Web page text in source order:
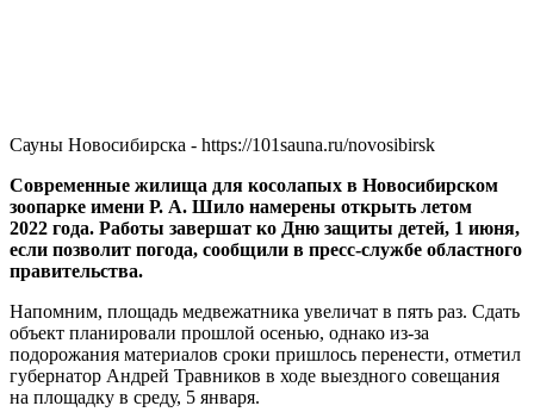
Сауны Новосибирска - https://101sauna.ru/novosibirsk
Современные жилища для косолапых в Новосибирском
зоопарке имени Р. А. Шило намерены открыть летом
2022 года. Работы завершат ко Дню защиты детей, 1 июня,
если позволит погода, сообщили в пресс-службе областного
правительства.
Напомним, площадь медвежатника увеличат в пять раз. Сдать
объект планировали прошлой осенью, однако из-за
подорожания материалов сроки пришлось перенести, отметил
губернатор Андрей Травников в ходе выездного совещания
на площадку в среду, 5 января.